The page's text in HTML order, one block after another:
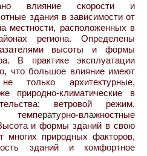
влияние скорости и
здания в зависимости от
местности, расположенных в
региона. Определены
высоты и формы
В практике эксплуатации
что большое влияние имеют
только архитектурные,
природно-климатические в
ветровой режим,
влажностные
и формы зданий в свою
многих природных факторов,
зданий и комфортное